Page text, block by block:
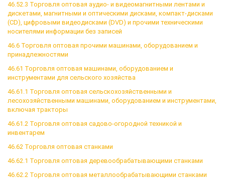
46.52.3 Торговля оптовая аудио- и видеомагнитными лентами и
дискетами, магнитными и оптическими дисками, компакт-дисками
(CD), цифровыми видеодисками (DVD) и прочими техническими
носителями информации без записей
46.6 Торговля оптовая прочими машинами, оборудованием и
принадлежностями
46.61 Торговля оптовая машинами, оборудованием и
инструментами для сельского хозяйства
46.61.1 Торговля оптовая сельскохозяйственными и
лесохозяйственными машинами, оборудованием и инструментами,
включая тракторы
46.61.2 Торговля оптовая садово-огородной техникой и
инвентарем
46.62 Торговля оптовая станками
46.62.1 Торговля оптовая деревообрабатывающими станками
46.62.2 Торговля оптовая металлообрабатывающими станками